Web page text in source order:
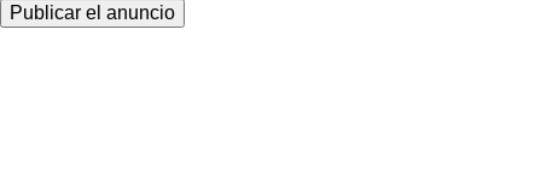
Publicar el anuncio